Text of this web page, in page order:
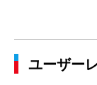
ユーザー